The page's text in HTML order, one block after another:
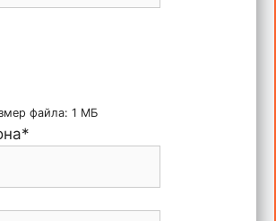
файла: 1 МБ
*